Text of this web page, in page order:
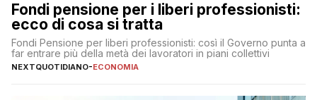
Fondi pensione per i liberi professionisti:
ecco di cosa si tratta
Fondi Pensione per liberi professionisti: così il Governo punta a
far entrare più della metà dei lavoratori in piani collettivi
NEXTQUOTIDIANO-ECONOMIA